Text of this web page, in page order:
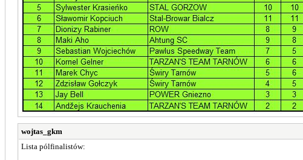
wojtas_gkm
Lista pólfinalistów: